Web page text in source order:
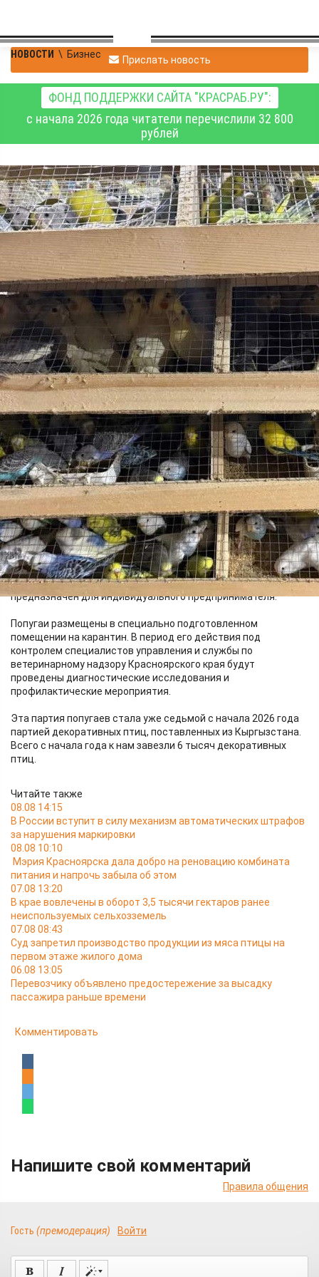
НОВОСТИ \ Бизнес Прислать новость
ФОНД ПОДДЕРЖКИ САЙТА "КРАСРАБ.РУ":
с начала 2026 года читатели перечислили 32 800
рублей
В Красноярск из
Кыргызстана завезли
ещё шестьсот попугаев
Бизнес
16.06.2026 13:33
328
Фото:
Управление Россельхознадзора по Красноярскому краю
В пункте пропуска через государственную границу
Российской Федерации — в аэропорту Красноярск
специалисты управления Россельхознадзора провели
ветеринарный контроль 600 попугаев видов волнистые,
кореллы, неразлучники.
Декоративная птица ввезена авиатранспортом, поставщик
находится в кыргызскои селе Кашкар-Кыштак. Живой груз
предназначен для индивидуального предпринимателя.
Попугаи размещены в специально подготовленном
помещении на карантин. В период его действия под
контролем специалистов управления и службы по
ветеринарному надзору Красноярского края будут
проведены диагностические исследования и
профилактические мероприятия.
Эта партия попугаев стала уже седьмой с начала 2026 года
партией декоративных птиц, поставленных из Кыргызстана.
Всего с начала года к нам завезли 6 тысяч декоративных
птиц.
Читайте также
08.08 14:15
В России вступит в силу механизм автоматических штрафов
за нарушения маркировки
08.08 10:10
Мэрия Красноярска дала добро на реновацию комбината
питания и напрочь забыла об этом
07.08 13:20
В крае вовлечены в оборот 3,5 тысячи гектаров ранее
неиспользуемых сельхозземель
07.08 08:43
Суд запретил производство продукции из мяса птицы на
первом этаже жилого дома
06.08 13:05
Перевозчику объявлено предостережение за высадку
пассажира раньше времени
Комментировать
Напишите свой комментарий
Правила общения
Гость (премодерация) Войти